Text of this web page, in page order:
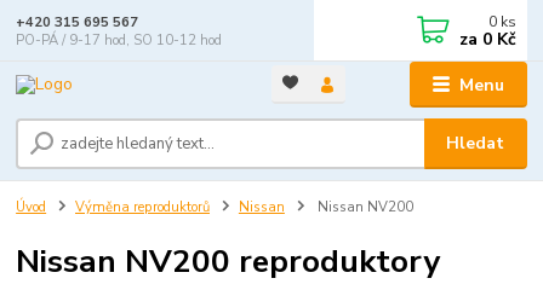
Menu
Hledat
+420 315 695 567
PO-PÁ / 9-17 hod, SO 10-12 hod
0 ks
za 0 Kč
Úvod Výměna reproduktorů Nissan Nissan NV200
Nissan NV200 reproduktory